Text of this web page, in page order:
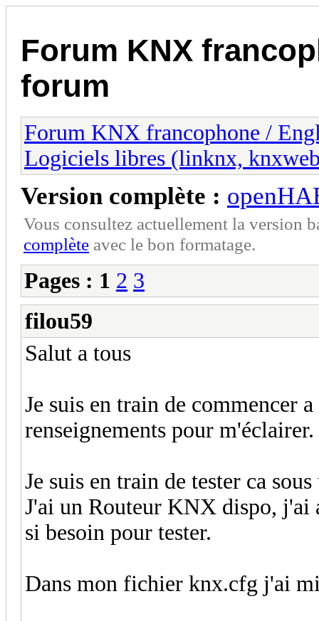
Forum KNX
forum
Forum KNX francophone /
Logiciels libres (linknx,
Version complète :
Vous consultez actuellement la version
complète avec le bon formatage.
Pages : 1 2 3
filou59
Salut a tous
Je suis en train de commencer
renseignements pour m'éclairer.
Je suis en train de tester ca
J'ai un Routeur KNX dispo,
si besoin pour tester.
Dans mon fichier knx.cfg j'ai